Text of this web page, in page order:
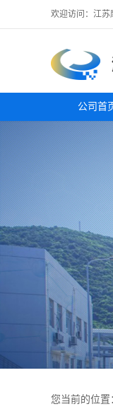
欢迎访问：江苏
公司首
您当前的位置